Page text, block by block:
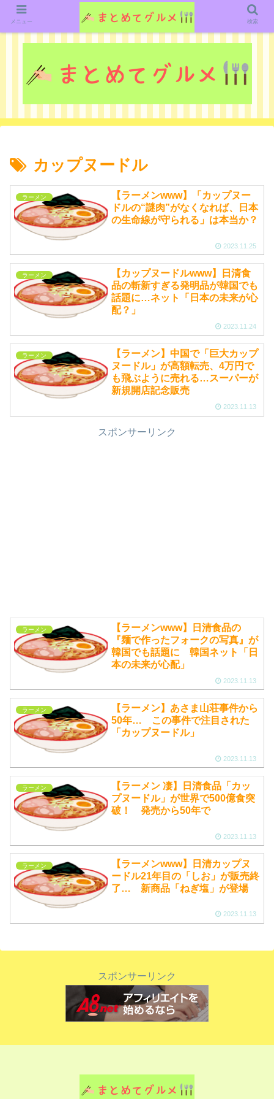
グルメ関連のいろいろなニューススレッドを紹介していきます。（鋭意作成中で
す）
カップヌードル
ラーメン
【ラーメンwww】「カップヌー
ドルの“謎肉”がなくなれば、日本
の生命線が守られる」は本当か？
2023.11.25
ラーメン
【カップヌードルwww】日清食
品の斬新すぎる発明品が韓国でも
話題に…ネット「日本の未来が心
配？」
2023.11.24
ラーメン
【ラーメン】中国で「巨大カップ
ヌードル」が高額転売、4万円で
も飛ぶように売れる…スーパーが
新規開店記念販売
2023.11.13
スポンサーリンク
ラーメン
【ラーメンwww】日清食品の
『麺で作ったフォークの写真』が
韓国でも話題に 韓国ネット「日
本の未来が心配」
2023.11.13
ラーメン
【ラーメン】あさま山荘事件から
50年… この事件で注目された
「カップヌードル」
2023.11.13
ラーメン
【ラーメン 凄】日清食品「カッ
プヌードル」が世界で500億食突
破！ 発売から50年で
2023.11.13
ラーメン
【ラーメンwww】日清カップヌ
ードル21年目の「しお」が販売終
了… 新商品「ねぎ塩」が登場
2023.11.13
スポンサーリンク
メニュー 検索